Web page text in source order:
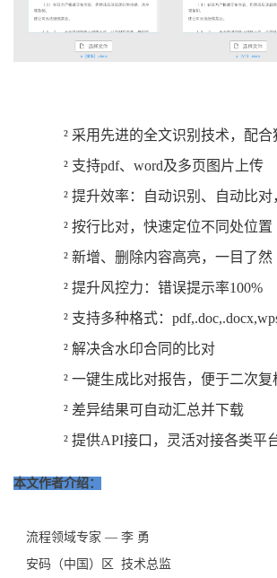
² 采用先进的全文识别技术，配合
² 支持pdf、word及多页图片上传
² 提升效率：自动识别、自动比
² 按行比对，快速定位不同处位置
² 新增、删除内容高亮，一目了然
² 提升风控力：错误提示率100%
² 支持多种格式：
² 解决含水印合同的比对
² 一键生成比对报告，便于二次复
² 差异结果可自动汇总并下载
² 提供API接口，灵活对接各类平
本文作者介绍：
流程领域专家 — 李 勇
安码（中国）区
技术总监